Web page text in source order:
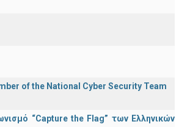
of the National Cyber Security Team
“Capture the Flag” των Ελληνικών